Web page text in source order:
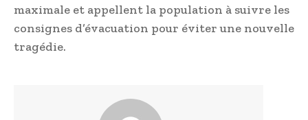
maximale et appellent la population à suivre les
consignes d’évacuation pour éviter une nouvelle
tragédie.